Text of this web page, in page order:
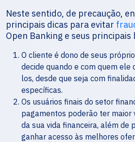
Neste sentido, de precaução,
principais dicas para evitar
Open Banking e seus principais
O cliente é dono de seus
decide quando e com quem ele
los, desde que seja com
específicas.
Os usuários finais do setor
pagamentos poderão ter maior
da sua vida financeira, além de
ganhar acesso às melhores